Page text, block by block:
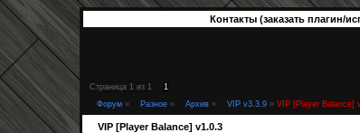
Контакты (заказать плагин/
Страница 1 из 1
1
Форум » Разное » Архив » VIP v3.3.9 » VIP [Player Balance]
VIP [Player Balance] v1.0.3